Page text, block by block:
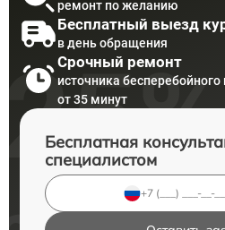
ремонт по желанию
Бесплатный выезд
в день обращения
Срочный ремонт
источника бесперебойного
от 35 минут
Бесплатная
специалистом